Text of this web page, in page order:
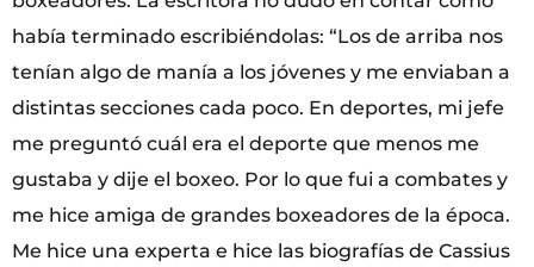
había terminado escribiéndolas: “Los de arriba nos
tenían algo de manía a los jóvenes y me enviaban a
distintas secciones cada poco. En deportes, mi jefe
me preguntó cuál era el deporte que menos me
gustaba y dije el boxeo. Por lo que fui a combates y
me hice amiga de grandes boxeadores de la época.
Me hice una experta e hice las biografías de Cassius